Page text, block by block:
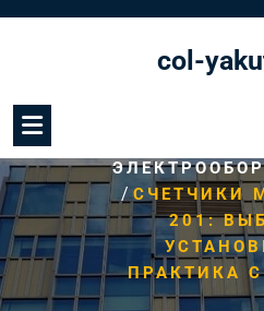
col-
/СЧЕТЧИКИ
201:
ПРАКТИКА